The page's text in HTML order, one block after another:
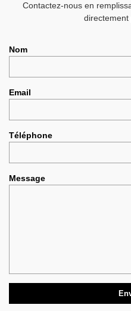
Contactez-nous en
directement
Nom
Email
Téléphone
Message